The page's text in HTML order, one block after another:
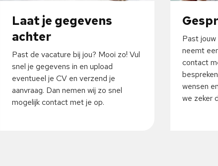
Laat je gegevens
achter
Past de vacature bij jou? Mooi zo! Vul
snel je gegevens in en upload
eventueel je CV en verzend je
aanvraag. Dan nemen wij zo snel
mogelijk contact met je op.
Past
neemt
contact
wensen
we zeker